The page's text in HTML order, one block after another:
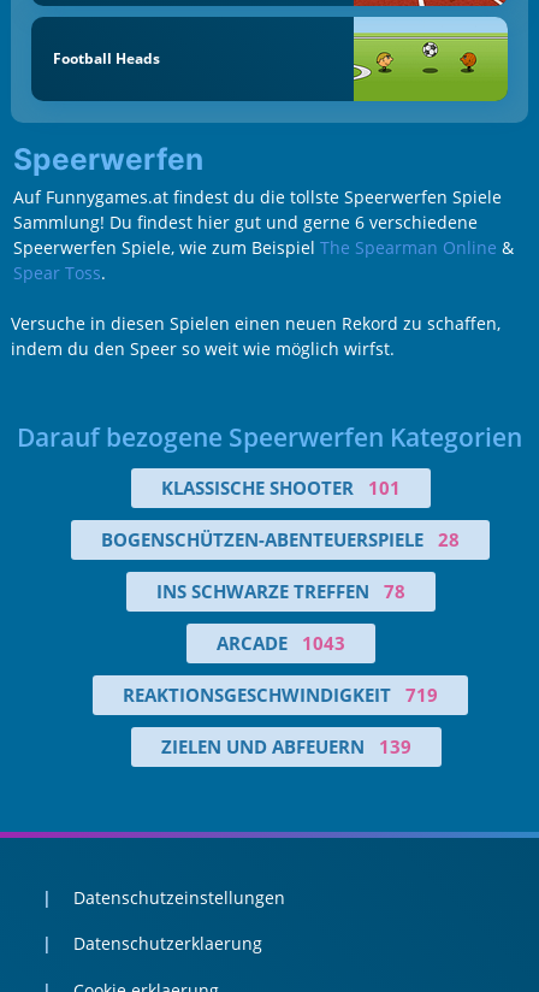
Football Heads
Speerwerfen
Auf Funnygames.at findest du die tollste Speerwerfen Spiele
Sammlung! Du findest hier gut und gerne 6 verschiedene
Speerwerfen Spiele, wie zum Beispiel The Spearman Online &
Spear Toss.
Versuche in diesen Spielen einen neuen Rekord zu schaffen,
indem du den Speer so weit wie möglich wirfst.
Darauf bezogene Speerwerfen Kategorien
KLASSISCHE SHOOTER 101
BOGENSCHÜTZEN-ABENTEUERSPIELE 28
INS SCHWARZE TREFFEN 78
ARCADE 1043
REAKTIONSGESCHWINDIGKEIT 719
ZIELEN UND ABFEUERN 139
Datenschutzeinstellungen
Datenschutzerklaerung